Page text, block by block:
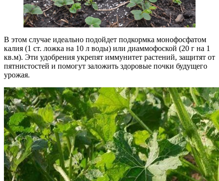
В этом случае идеально подойдет подкормка монофосфатом
калия (1 ст. ложка на 10 л воды) или диаммофоской (20 г на 1
кв.м). Эти удобрения укрепят иммунитет растений, защитят от
пятнистостей и помогут заложить здоровые почки будущего
урожая.